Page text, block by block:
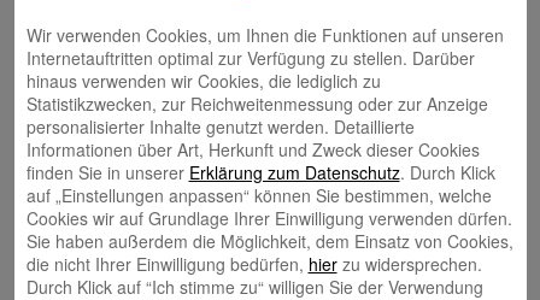
Sie können den Umfang individuell vereinbaren.
Sie können günstige Pakete abschließen.
Beim Abschluss einer Krankentagegeld-Versicherung können Sie
vereinbaren, in welcher Höhe und ab dem wievielten Krankheitstag das
Krankentagegeld gezahlt werden soll. Damit bietet diese private
Absicherung genügend Gestaltungsraum für verschiedene
Berufsgruppen und Einkommensstufen, vom Existenzgründer bis zum
etablierten Unternehmer.
Höhe hängt vom Einkommen ab
Gesetzlich krankenversicherte Selbstständige können bei ihrer
Wir verwenden Cookies, um Ihnen die Funktionen auf unseren
Internetauftritten optimal zur Verfügung zu stellen. Darüber
hinaus verwenden wir Cookies, die lediglich zu
Statistikzwecken, zur Reichweitenmessung oder zur Anzeige
personalisierter Inhalte genutzt werden. Detaillierte
Informationen über Art, Herkunft und Zweck dieser Cookies
finden Sie in unserer Erklärung zum Datenschutz. Durch Klick
auf „Einstellungen anpassen“ können Sie bestimmen, welche
Cookies wir auf Grundlage Ihrer Einwilligung verwenden dürfen.
Sie haben außerdem die Möglichkeit, dem Einsatz von Cookies,
die nicht Ihrer Einwilligung bedürfen, hierzu widersprechen.
Durch Klick auf “Ich stimme zu“ willigen Sie der Verwendung